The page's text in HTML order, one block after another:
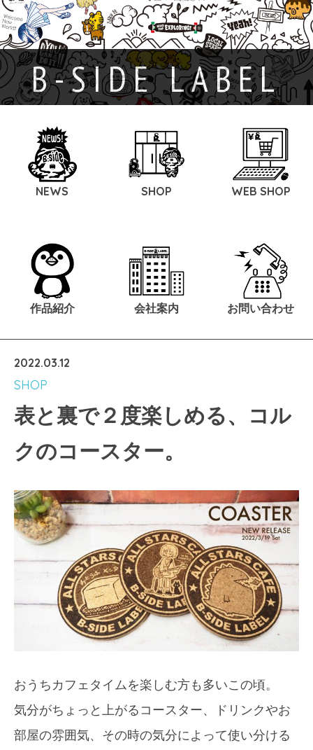
B-SIDE LABEL
NEWS SHOP WEB SHOP
作品紹介 会社案内 お問い合わせ
2022.03.12
SHOP
表と裏で２度楽しめる、コル
クのコースター。
おうちカフェタイムを楽しむ方も多いこの頃。
気分がちょっと上がるコースター、ドリンクやお
部屋の雰囲気、その時の気分によって使い分ける